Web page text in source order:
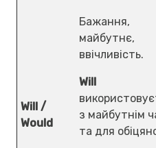
Will /
Would
Бажання,
майбутнє,
ввічливість.
Will
з майбутнім
та для